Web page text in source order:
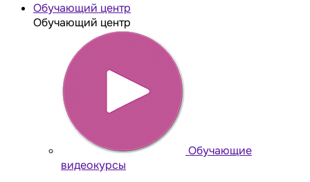
Обучающий центр
Обучающий центр
Обучающие
видеокурсы